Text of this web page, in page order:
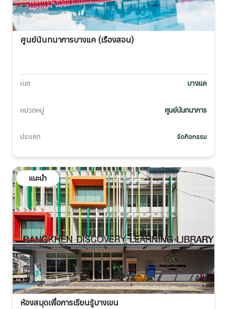
ศูนย์นันทนาการบางแค (เรืองสอน)
เขต บางแค
หมวดหมู่ ศูนย์นันทนาการ
ประเภท จัดกิจกรรม
ห้องสมุดเพื่อการเรียนรู้บางเขน
แนะนำ